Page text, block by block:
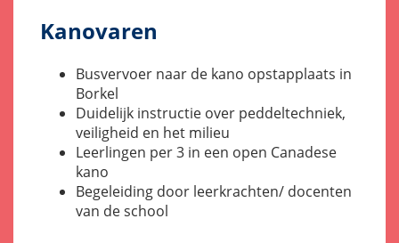
Kanovaren
Busvervoer naar de kano opstapplaats in
Borkel
Duidelijk instructie over peddeltechniek,
veiligheid en het milieu
Leerlingen per 3 in een open Canadese
kano
Begeleiding door leerkrachten/ docenten
van de school